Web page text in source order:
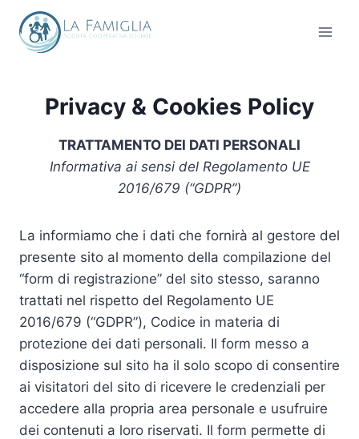
Salta
contenuto
Privacy & Cookies Policy
TRATTAMENTO DEI DATI PERSONALI
Informativa ai sensi del Regolamento UE
2016/679 (“GDPR”)
La informiamo che i dati che fornirà al gestore del
presente sito al momento della compilazione del
“form di registrazione” del sito stesso, saranno
trattati nel rispetto del Regolamento UE
2016/679 (“GDPR”), Codice in materia di
protezione dei dati personali. Il form messo a
disposizione sul sito ha il solo scopo di consentire
ai visitatori del sito di ricevere le credenziali per
accedere alla propria area personale e usufruire
dei contenuti a loro riservati. Il form permette di